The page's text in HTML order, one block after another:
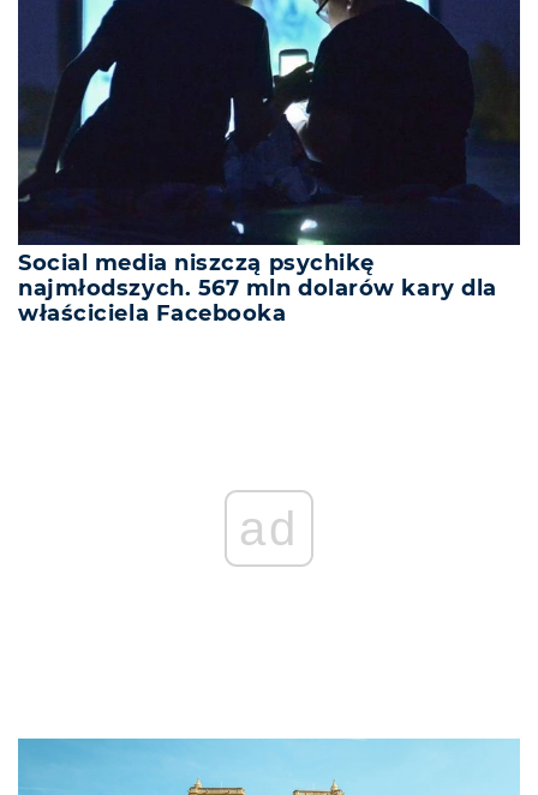
Social media niszczą psychikę
najmłodszych. 567 mln dolarów kary dla
właściciela Facebooka
ad